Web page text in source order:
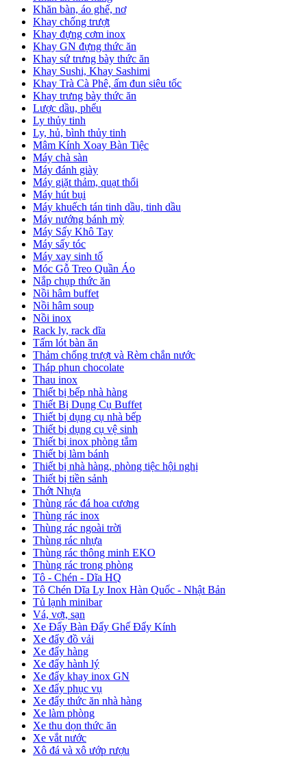
Khăn bàn, áo ghế, nơ
Khay chống trượt
Khay đựng cơm inox
Khay GN đựng thức ăn
Khay sứ trưng bày thức ăn
Khay Sushi, Khay Sashimi
Khay Trà Cà Phê, ấm đun siêu tốc
Khay trưng bày thức ăn
Lược dầu, phểu
Ly thủy tinh
Ly, hủ, bình thủy tinh
Mâm Kính Xoay Bàn Tiệc
Máy chà sàn
Máy đánh giày
Máy giặt thảm, quạt thổi
Máy hút bụi
Máy khuếch tán tinh dầu, tinh dầu
Máy nướng bánh mỳ
Máy Sấy Khô Tay
Máy sấy tóc
Máy xay sinh tố
Móc Gỗ Treo Quần Áo
Nắp chụp thức ăn
Nồi hâm buffet
Nồi hâm soup
Nồi inox
Rack ly, rack dĩa
Tấm lót bàn ăn
Thảm chống trượt và Rèm chắn nước
Tháp phun chocolate
Thau inox
Thiết bị bếp nhà hàng
Thiết Bị Dụng Cụ Buffet
Thiết bị dụng cụ nhà bếp
Thiết bị dụng cụ vệ sinh
Thiết bị inox phòng tắm
Thiết bị làm bánh
Thiết bị nhà hàng, phòng tiệc hội nghị
Thiết bị tiền sảnh
Thớt Nhựa
Thùng rác đá hoa cương
Thùng rác inox
Thùng rác ngoài trời
Thùng rác nhựa
Thùng rác thông minh EKO
Thùng rác trong phòng
Tô - Chén - Dĩa HQ
Tô Chén Dĩa Ly Inox Hàn Quốc - Nhật Bản
Tủ lạnh minibar
Vá, vợt, sạn
Xe Đẩy Bàn Đẩy Ghế Đẩy Kính
Xe đẩy đồ vải
Xe đẩy hàng
Xe đẩy hành lý
Xe đẩy khay inox GN
Xe đẩy phục vụ
Xe đẩy thức ăn nhà hàng
Xe làm phòng
Xe thu dọn thức ăn
Xe vắt nước
Xô đá và xô ướp rượu